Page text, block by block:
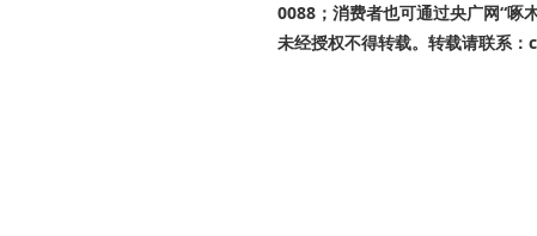
0088；消费者也可通过央广网“啄
未经授权不得转载。转载请联系